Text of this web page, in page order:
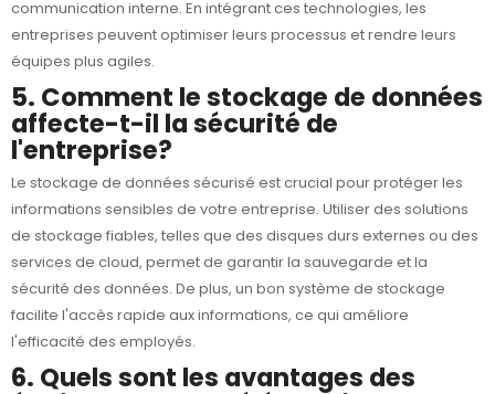
communication interne. En intégrant ces technologies, les
entreprises peuvent optimiser leurs processus et rendre leurs
équipes plus agiles.
5. Comment le stockage de données
affecte-t-il la sécurité de
l'entreprise?
Le stockage de données sécurisé est crucial pour protéger les
informations sensibles de votre entreprise. Utiliser des solutions
de stockage fiables, telles que des disques durs externes ou des
services de cloud, permet de garantir la sauvegarde et la
sécurité des données. De plus, un bon système de stockage
facilite l'accès rapide aux informations, ce qui améliore
l'efficacité des employés.
6. Quels sont les avantages des